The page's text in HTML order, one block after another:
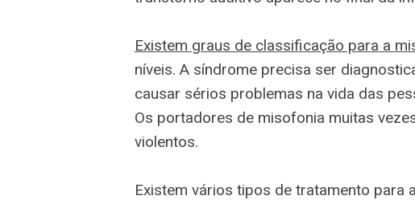
Existem graus de classificação para a
níveis. A síndrome precisa ser
causar sérios problemas na vida das
Os portadores de misofonia muitas
violentos.
Existem vários tipos de tratamento para